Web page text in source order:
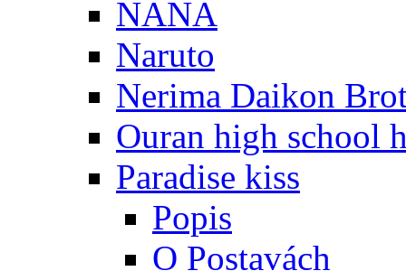
NANA
Naruto
Nerima Daikon
Ouran high school
Paradise kiss
Popis
O Postavách